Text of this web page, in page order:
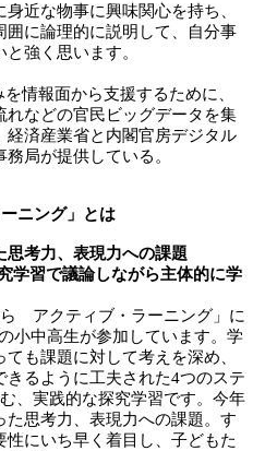
近な物事に興味関心を持ち、
に論理的に説明して、自分事
強く思います。
情報面から支援するために、
れなどの官民ビッグデータを集
済産業省と内閣官房デジタル
局が提供している。
ニング」とは
思考力、表現力への課題
学習で議論しながら主体的に学
アクティブ・ラーニング」に
小中高生が参加しています。学
も課題に対して考えを深め、
るように工夫された4つのステ
、実践的な探究学習です。今年
思考力、表現力への課題。す
性にいち早く着目し、子どもた